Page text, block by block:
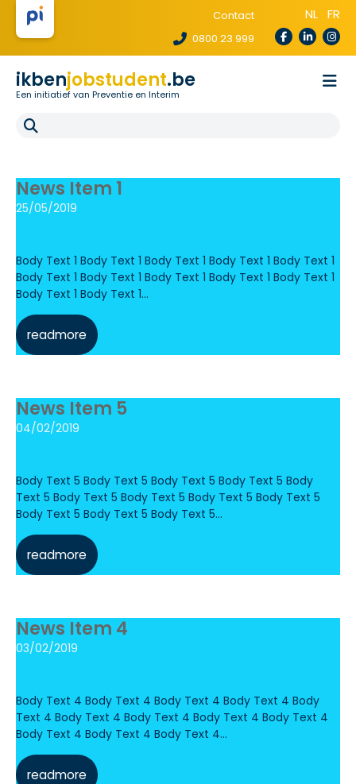
Contact
0800 23 999
NL FR
ikbenjobstudent.be
Een initiatief van Preventie en Interim
Voor uitzendbureaus
FAQ
News Item 1
25/05/2019
Body Text 1 Body Text 1 Body Text 1 Body Text 1 Body Text 1
Body Text 1 Body Text 1 Body Text 1 Body Text 1 Body Text 1
Body Text 1 Body Text 1...
readmore
News Item 5
04/02/2019
Body Text 5 Body Text 5 Body Text 5 Body Text 5 Body
Text 5 Body Text 5 Body Text 5 Body Text 5 Body Text 5
Body Text 5 Body Text 5 Body Text 5...
readmore
News Item 4
03/02/2019
Body Text 4 Body Text 4 Body Text 4 Body Text 4 Body
Text 4 Body Text 4 Body Text 4 Body Text 4 Body Text 4
Body Text 4 Body Text 4 Body Text 4...
readmore